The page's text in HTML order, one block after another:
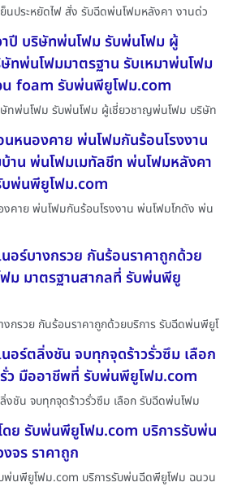
ประหยัดไฟ สั่ง รับฉีดพ่นโฟมหลังคา งานด่ว
ปี บริษัทพ่นโฟม รับพ่นโฟม ผู้
ทพ่นโฟมมาตรฐาน รับเหมาพ่นโฟม
foam รับพ่นพียูโฟม.com
ทพ่นโฟม รับพ่นโฟม ผู้เชี่ยวชาญพ่นโฟม บริษัท
หนองคาย พ่นโฟมกันร้อนโรงงาน
าน พ่นโฟมเมทัลชีท พ่นโฟมหลังคา
บพ่นพียูโฟม.com
คาย พ่นโฟมกันร้อนโรงงาน พ่นโฟมโกดัง พ่น
อร์บางกรวย กันร้อนราคาถูกด้วย
ม มาตรฐานสากลที่ รับพ่นพียู
กรวย กันร้อนราคาถูกด้วยบริการ รับฉีดพ่นพียูโ
อร์ตลิ่งชัน จบทุกจุดร้าวรั่วซึม เลือก
ว มืออาชีพที่ รับพ่นพียูโฟม.com
ชัน จบทุกจุดร้าวรั่วซึม เลือก รับฉีดพ่นโฟม
ย รับพ่นพียูโฟม.com บริการรับพ่น
จร ราคาถูก
พ่นพียูโฟม.com บริการรับพ่นฉีดพียูโฟม ฉนวน